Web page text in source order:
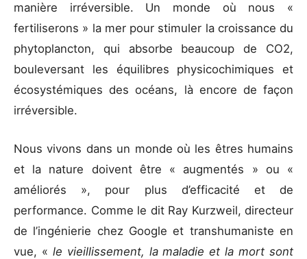
manière irréversible. Un monde où nous «
fertiliserons » la mer pour stimuler la croissance du
phytoplancton, qui absorbe beaucoup de CO2,
bouleversant les équilibres physicochimiques et
écosystémiques des océans, là encore de façon
irréversible.
Nous vivons dans un monde où les êtres humains
et la nature doivent être « augmentés » ou «
améliorés », pour plus d’efficacité et de
performance. Comme le dit Ray Kurzweil, directeur
de l’ingénierie chez Google et transhumaniste en
vue, « le vieillissement, la maladie et la mort sont